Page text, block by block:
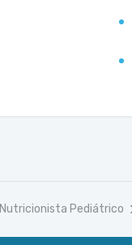
Nutricionista Pediátrico